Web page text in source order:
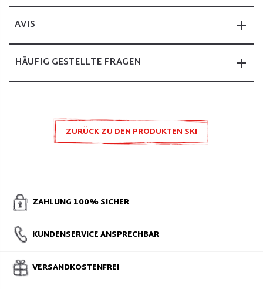
AVIS
HÄUFIG GESTELLTE FRAGEN
ZURÜCK ZU DEN PRODUKTEN SKI
ZAHLUNG 100% SICHER
KUNDENSERVICE ANSPRECHBAR
VERSANDKOSTENFREI